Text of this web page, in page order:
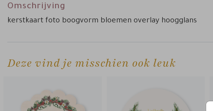
Omschrijving
kerstkaart foto boogvorm bloemen overlay hoogglans
Deze vind je misschien ook leuk